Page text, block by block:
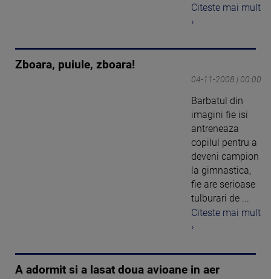
Citeste mai mult
›
Zboara, puiule, zboara!
04-11-2008 | 00:00
Barbatul din
imagini fie isi
antreneaza
copilul pentru a
deveni campion
la gimnastica,
fie are serioase
tulburari de ...
Citeste mai mult
›
A adormit si a lasat doua avioane in aer